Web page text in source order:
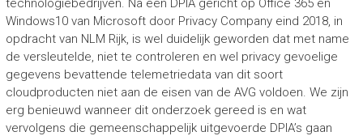
technologiebedrijven. Na een DPIA gericht op Office 365 en
Windows10 van Microsoft door Privacy Company eind 2018, in
opdracht van NLM Rijk, is wel duidelijk geworden dat met name
de versleutelde, niet te controleren en wel privacy gevoelige
gegevens bevattende telemetriedata van dit soort
cloudproducten niet aan de eisen van de AVG voldoen. We zijn
erg benieuwd wanneer dit onderzoek gereed is en wat
vervolgens die gemeenschappelijk uitgevoerde DPIA’s gaan